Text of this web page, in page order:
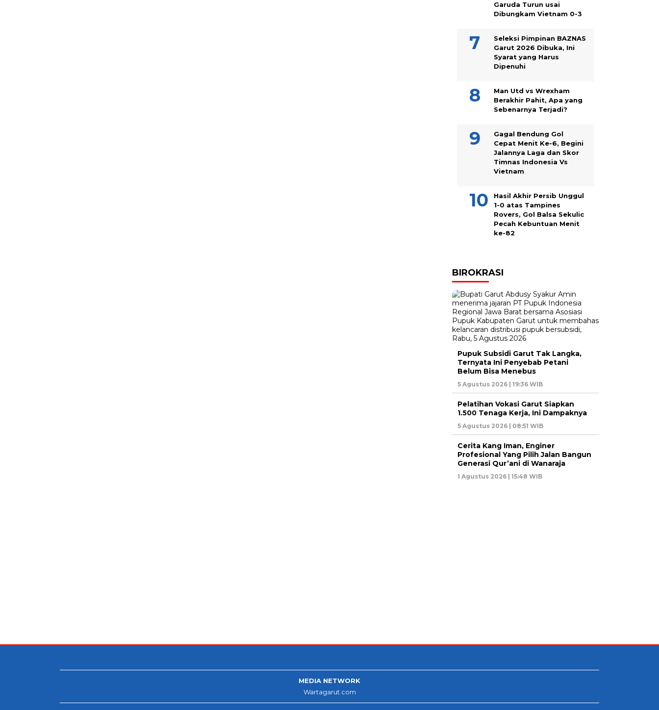
Garuda Turun usai
Dibungkam Vietnam 0-3
Seleksi Pimpinan BAZNAS
Garut 2026 Dibuka, Ini
Syarat yang Harus
Dipenuhi
Man Utd vs Wrexham
Berakhir Pahit, Apa yang
Sebenarnya Terjadi?
Gagal Bendung Gol
Cepat Menit Ke-6, Begini
Jalannya Laga dan Skor
Timnas Indonesia Vs
Vietnam
Hasil Akhir Persib Unggul
1-0 atas Tampines
Rovers, Gol Balsa Sekulic
Pecah Kebuntuan Menit
ke-82
BIROKRASI
Pupuk Subsidi Garut Tak Langka,
Ternyata Ini Penyebab Petani
Belum Bisa Menebus
5 Agustus 2026 | 19:36 WIB
Pelatihan Vokasi Garut Siapkan
1.500 Tenaga Kerja, Ini Dampaknya
5 Agustus 2026 | 08:51 WIB
Cerita Kang Iman, Enginer
Profesional Yang Pilih Jalan Bangun
Generasi Qur’ani di Wanaraja
1 Agustus 2026 | 15:48 WIB
MEDIA NETWORK
Wartagarut.com